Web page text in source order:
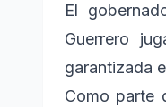
El
Guerrero
garantizada
Como parte